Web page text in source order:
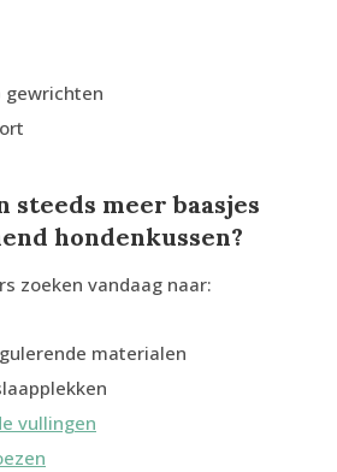
gewrichten
steeds meer baasjes
hondenkussen?
zoeken vandaag naar:
materialen
vullingen